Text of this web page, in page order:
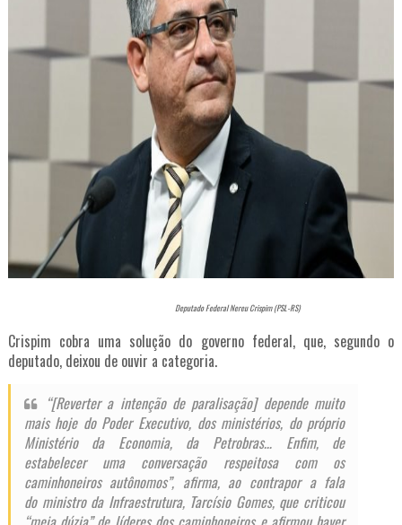
Deputado Federal Nereu Crispim (PSL-RS)
Crispim cobra uma solução do governo federal, que, segundo o
deputado, deixou de ouvir a categoria.
“[Reverter a intenção de paralisação] depende muito
mais hoje do Poder Executivo, dos ministérios, do próprio
Ministério da Economia, da Petrobras… Enfim, de
estabelecer uma conversação respeitosa com os
caminhoneiros autônomos”, afirma, ao contrapor a fala
do ministro da Infraestrutura, Tarcísio Gomes, que criticou